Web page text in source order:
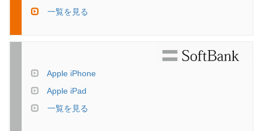
一覧を見る
Apple iPhone
Apple iPad
一覧を見る